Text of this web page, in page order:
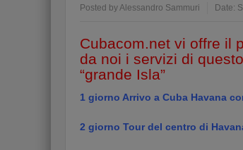
Posted byAlessandro Sammuri Date:
Cubacom.net vi offre il
da noi i servizi di
“grande Isla”
1 giorno Arrivo a Cuba Havana
2 giorno Tour del centro di